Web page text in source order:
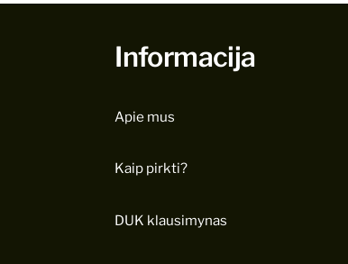
Informacija
Apie mus
Kaip pirkti?
DUK klausimynas